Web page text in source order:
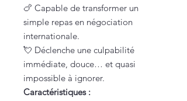
🍗 Capable de transformer un
simple repas en négociation
internationale.
💘 Déclenche une culpabilité
immédiate, douce… et quasi
impossible à ignorer.
Caractéristiques :